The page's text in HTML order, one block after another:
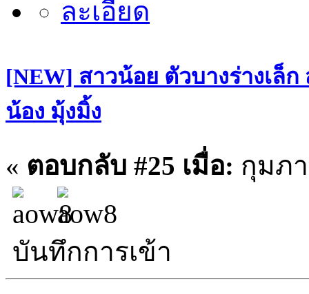
[NEW] สาวน้อย ตัวบางร่างเล็
น้อง มุ้งมิ้ง
« ตอบกลับ #25 เมื่อ: กุมภา
บันทึกการเข้า